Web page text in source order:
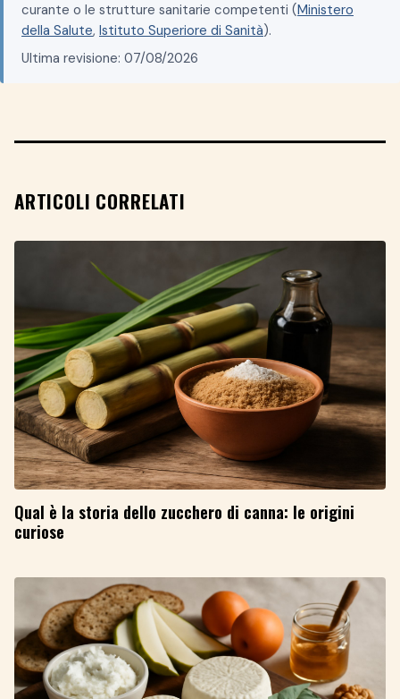
curante o le strutture sanitarie competenti (Ministero
della Salute, Istituto Superiore di Sanità).
Ultima revisione: 07/08/2026
ARTICOLI CORRELATI
Qual è la storia dello zucchero di canna: le origini
curiose